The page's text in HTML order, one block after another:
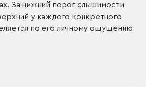
За нижний порог слышимости
у каждого конкретного
по его личному ощущению